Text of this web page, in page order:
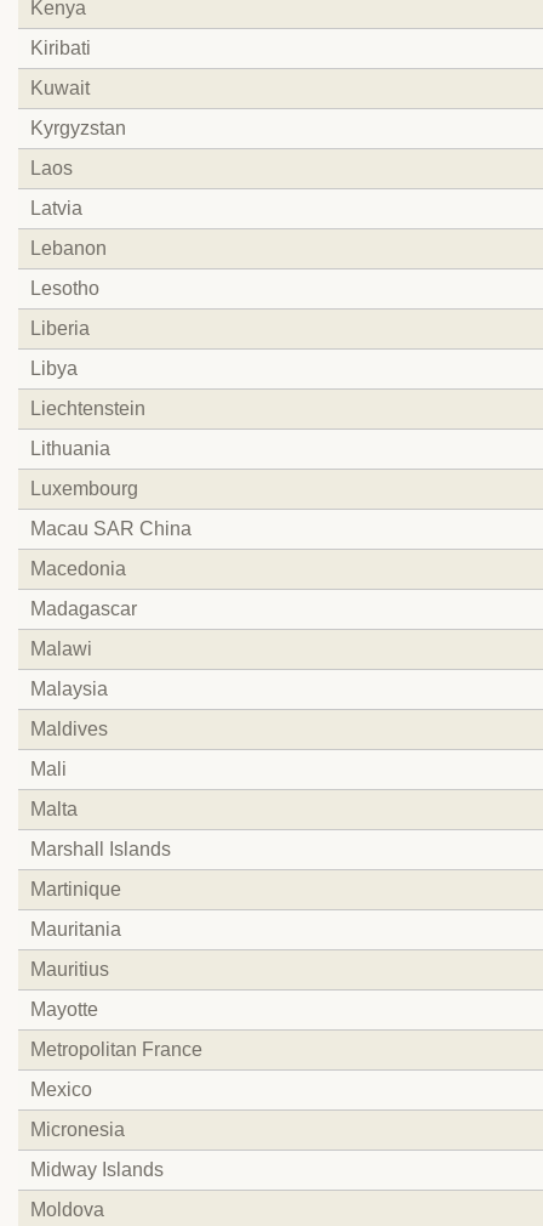
Kenya
Kiribati
Kuwait
Kyrgyzstan
Laos
Latvia
Lebanon
Lesotho
Liberia
Libya
Liechtenstein
Lithuania
Luxembourg
Macau SAR China
Macedonia
Madagascar
Malawi
Malaysia
Maldives
Mali
Malta
Marshall Islands
Martinique
Mauritania
Mauritius
Mayotte
Metropolitan France
Mexico
Micronesia
Midway Islands
Moldova